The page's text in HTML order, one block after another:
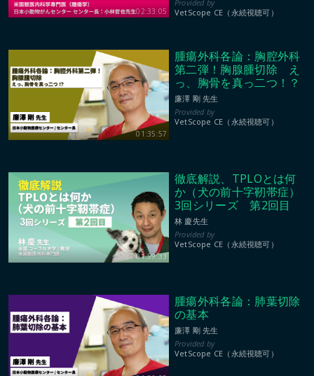
02:33:05 VetScope CE（永続視聴可）
01:35:57
腫瘍外科各論：胸腔外科
第二弾！胸腺腫切除 え
っ、胸骨を真っ二つ！？
廉澤 剛 先生
VetScope CE（永続視聴可）
01:59:33
徹底解説、TPLOとは何
か（犬の前十字靭帯症）
3回シリーズ 第2回目
林 慶先生
VetScope CE（永続視聴可）
腫瘍外科各論：肺葉切除
の基本
廉澤 剛 先生
VetScope CE（永続視聴可）